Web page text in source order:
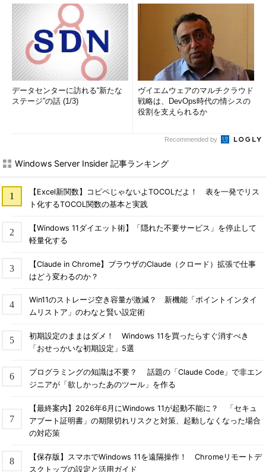
データセンターに訪れる“新たな
ステージ”の話 (1/3)
ヴイエムウェアのマルチクラウド
戦略は、DevOps時代の情シスの
役割を支えられるか
Recommended by
Windows Server Insider 記事ランキング
【Excel新関数】コピペじゃないよTOCOLだよ！ 表を一発でリス
ト化するTOCOL関数の基本と実践
【Windows 11ダイエット術】「隠れた不要サービス」を停止して
軽量化する
【Claude in Chrome】ブラウザのClaude（クロード）拡張で仕事
はどう変わるのか？
Win11のストレージ空き容量が激減？ 新機能「ポイントインタイ
ムリストア」のわなと賢い設定術
初期設定のままはダメ！ Windows 11を買ったらすぐ消すべき
「おせっかいな初期設定」5選
プログラミングの知識は不要？ 話題の「Claude Code」で非エン
ジニアが「欲しかったあのツール」を作る
【最終案内】2026年6月にWindows 11が起動不能に？ 「セキュ
アブート証明書」の期限切れリスクと対策、起動しなくなった場合
の対応策
【保存版】スマホでWindows 11を遠隔操作！ Chromeリモートデ
スクトップの設定と活用ガイド